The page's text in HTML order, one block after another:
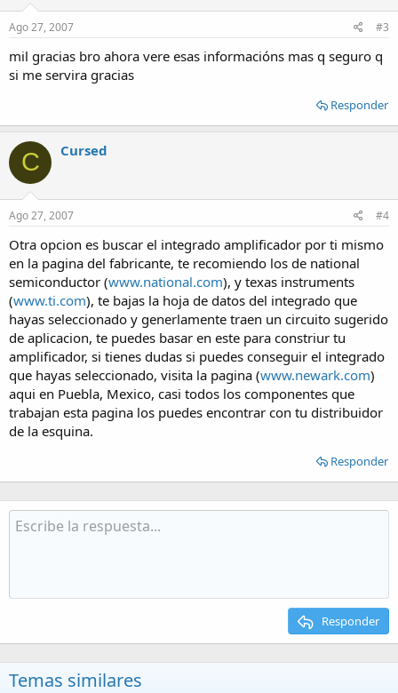
Ago 27, 2007 #3
mil gracias bro ahora vere esas informacións mas q seguro q
si me servira gracias
Responder
C Cursed
Ago 27, 2007 #4
Otra opcion es buscar el integrado amplificador por ti mismo
en la pagina del fabricante, te recomiendo los de national
semiconductor (www.national.com), y texas instruments
(www.ti.com), te bajas la hoja de datos del integrado que
hayas seleccionado y generlamente traen un circuito sugerido
de aplicacion, te puedes basar en este para constriur tu
amplificador, si tienes dudas si puedes conseguir el integrado
que hayas seleccionado, visita la pagina (www.newark.com)
aqui en Puebla, Mexico, casi todos los componentes que
trabajan esta pagina los puedes encontrar con tu distribuidor
de la esquina.
Responder
Responder
Temas similares